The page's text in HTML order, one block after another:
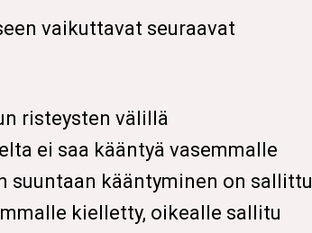
vaikuttavat seuraavat
risteysten välillä
ei saa kääntyä vasemmalle
suuntaan kääntyminen on sallittu
kielletty, oikealle sallitu